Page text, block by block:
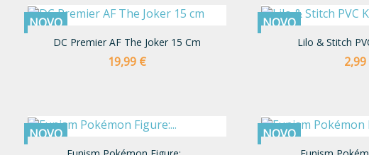
DC Premier AF The Joker 15 Cm
Preço
19,99 €
NOVO
Lilo & Stitch
NOVO
NOVO NOVO